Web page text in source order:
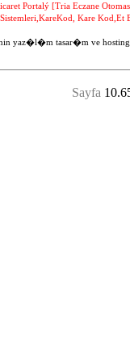
Portalý [Tria Eczane
Kare Kod,Et
yaz�l�m tasar�m ve
Sayfa